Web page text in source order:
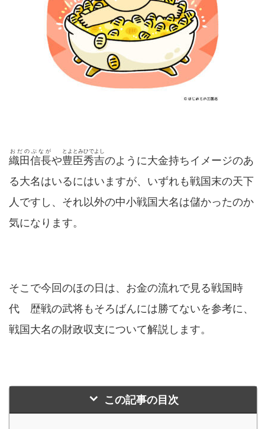
織田信長
おだのぶなが
や豊臣秀吉
とよとみひでよし
のように大金持ちイメージのあ
る大名はいるにはいますが、いずれも戦国末の天下
人ですし、それ以外の中小戦国大名は儲かったのか
気になります。
そこで今回のほの日は、お金の流れで見る戦国時
代 歴戦の武将もそろばんには勝てないを参考に、
戦国大名の財政収支について解説します。
この記事の目次